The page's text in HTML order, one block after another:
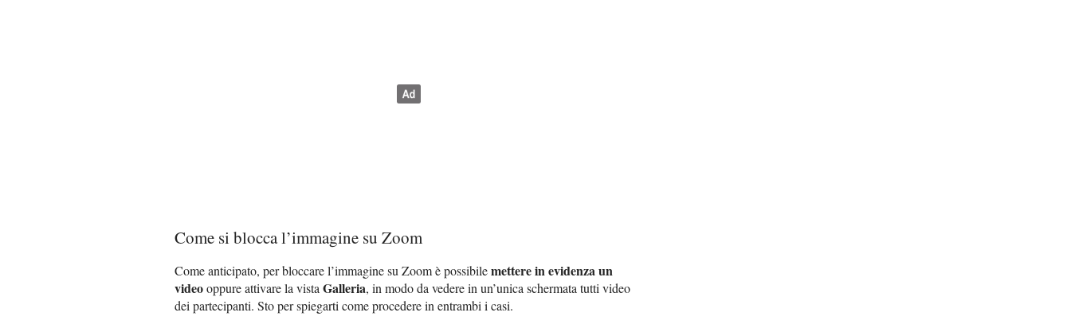
Come si blocca l’immagine su Zoom
Come anticipato, per bloccare l’immagine su Zoom è possibilemettere in evidenza un
videooppure attivare la vista Galleria, in modo da vedere in un’unica schermata tutti video
dei partecipanti. Sto per spiegarti come procedere in entrambi i casi.